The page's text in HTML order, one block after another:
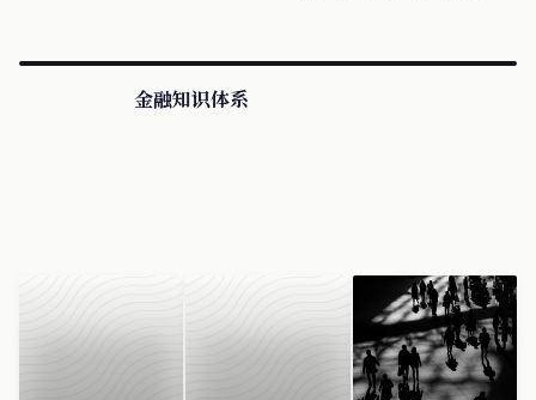
金融知识体系